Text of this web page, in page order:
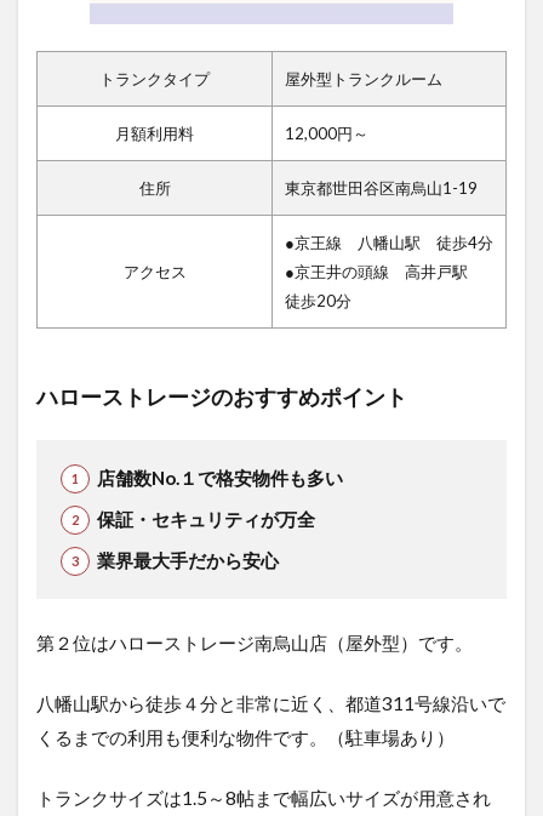
トランクタイプ 屋外型トランクルーム
月額利用料 12,000円～
住所 東京都世田谷区南烏山1-19
アクセス
●京王線 八幡山駅 徒歩4分
●京王井の頭線 高井戸駅
徒歩20分
ハローストレージのおすすめポイント
店舗数No.１で格安物件も多い
保証・セキュリティが万全
業界最大手だから安心
第２位はハローストレージ南烏山店（屋外型）です。
八幡山駅から徒歩４分と非常に近く、都道311号線沿いで
くるまでの利用も便利な物件です。（駐車場あり）
トランクサイズは1.5～8帖まで幅広いサイズが用意され